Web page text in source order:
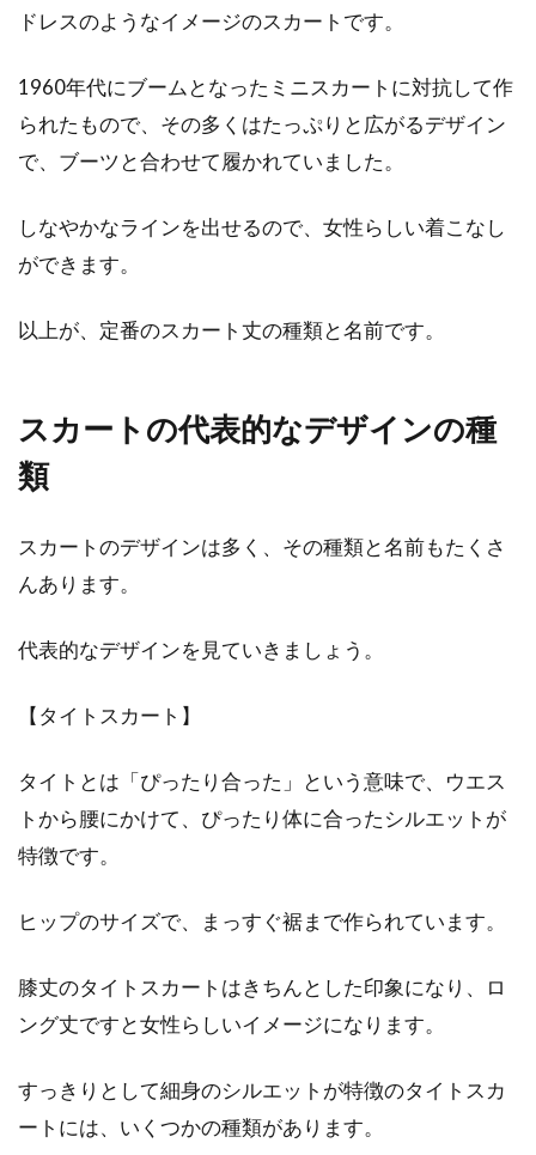
おしゃれなトップスもボトムスも手
こで洋服を買いそろえているのだろう」と思う
ドレスのようなイメージのスカートです。
1960年代にブームとなったミニスカートに対抗して作
られたもので、その多くはたっぷりと広がるデザイン
で、ブーツと合わせて履かれていました。
しなやかなラインを出せるので、女性らしい着こなし
ができます。
以上が、定番のスカート丈の種類と名前です。
スカートの代表的なデザインの種
類
スカートのデザインは多く、その種類と名前もたくさ
んあります。
代表的なデザインを見ていきましょう。
【タイトスカート】
タイトとは「ぴったり合った」という意味で、ウエス
トから腰にかけて、ぴったり体に合ったシルエットが
特徴です。
ヒップのサイズで、まっすぐ裾まで作られています。
膝丈のタイトスカートはきちんとした印象になり、ロ
ング丈ですと女性らしいイメージになります。
すっきりとして細身のシルエットが特徴のタイトスカ
ートには、いくつかの種類があります。